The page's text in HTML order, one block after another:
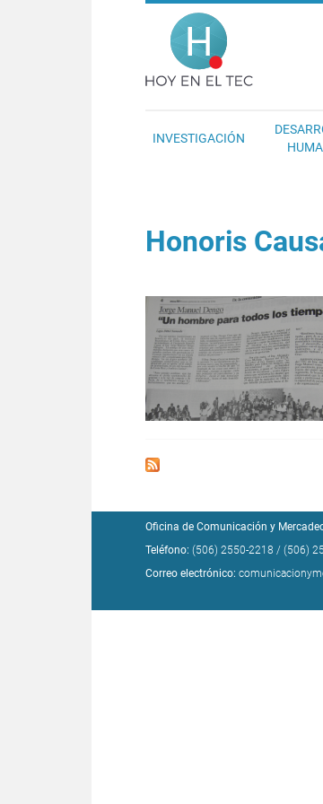
Pasar al contenido principal
INVESTIGACIÓN
Honoris
Oficina de Comunicación y
Teléfono: (506) 2550-2218 / (506)
Correo electrónico: